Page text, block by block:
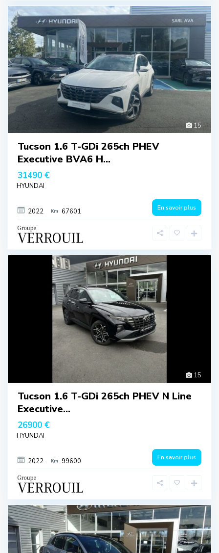
15
Tucson 1.6 T-GDi 265ch PHEV
Executive BVA6 H...
31490 €
HYUNDAI
2022 67601 En savoir plus
15
Tucson 1.6 T-GDi 265ch PHEV N Line
Executive...
26900 €
HYUNDAI
2022 99600 En savoir plus